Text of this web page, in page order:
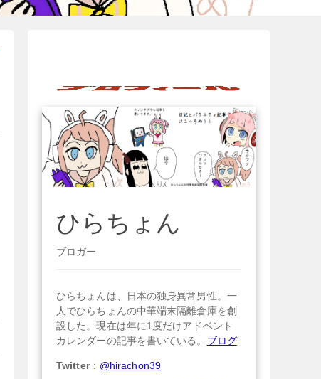
ひらちょん
ブロガー
ひらちょんは、日本の独身異常男性。一
人でひらちょんの中華端末隔離倉庫を創
設した。現在は年に1度だけアドベント
カレンダーの記事を書いている。 ブログ
Twitter： @hirachon39